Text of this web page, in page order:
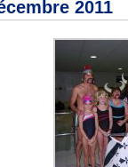
2011